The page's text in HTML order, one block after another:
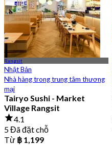
Rangsit
Nhật Bản
Nhà hàng trong trung tâm thương
mại
Tairyo Sushi - Market
Village Rangsit
4.1
5 Đã đặt chỗ
Từ ฿ 1,199